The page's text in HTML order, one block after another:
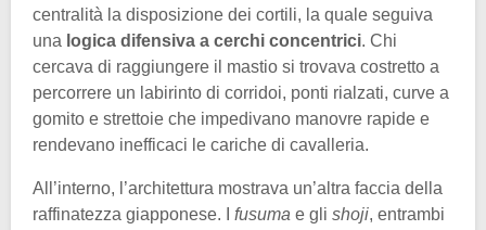
centralità la disposizione dei cortili, la quale seguiva
una logica difensiva a cerchi concentrici. Chi
cercava di raggiungere il mastio si trovava costretto a
percorrere un labirinto di corridoi, ponti rialzati, curve a
gomito e strettoie che impedivano manovre rapide e
rendevano inefficaci le cariche di cavalleria.
All’interno, l’architettura mostrava un’altra faccia della
raffinatezza giapponese. I fusuma e gli shoji, entrambi